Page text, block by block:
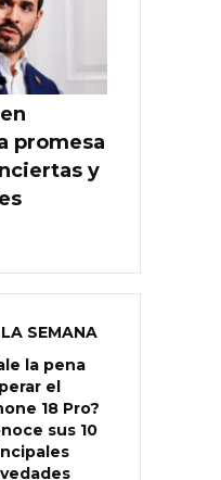
promesa
y
SEMANA
la pena
el
18 Pro?
sus 10